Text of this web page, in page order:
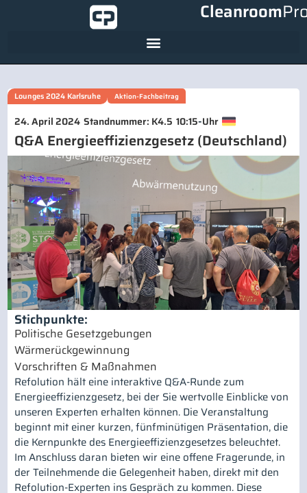
Cleanroom
Lounges 2024 Karlsruhe Aktion-Fachbeitrag
24. April 2024 Standnummer: K4.5 10:15-Uhr
Q&A Energieeffizienzgesetz (Deutschland)
Stichpunkte:
Politische Gesetzgebungen
Wärmerückgewinnung
Vorschriften & Maßnahmen
Refolution hält eine interaktive Q&A-Runde zum
Energieeffizienzgesetz, bei der Sie wertvolle Einblicke von
unseren Experten erhalten können. Die Veranstaltung
beginnt mit einer kurzen, fünfminütigen Präsentation, die
die Kernpunkte des Energieeffizienzgesetzes beleuchtet.
Im Anschluss daran bieten wir eine offene Fragerunde, in
der Teilnehmende die Gelegenheit haben, direkt mit den
Refolution-Experten ins Gespräch zu kommen. Diese